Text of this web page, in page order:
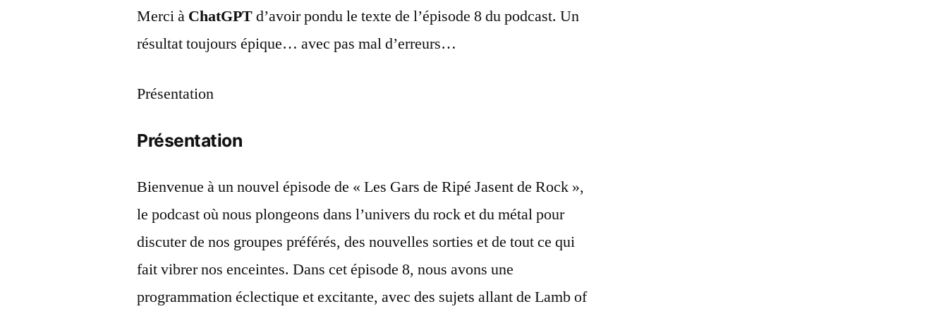
Merci à ChatGPTd’avoir pondu le texte de l’épisode 8 du podcast. Un
résultat toujours épique… avec pas mal d’erreurs…
Présentation
Présentation
Bienvenue à un nouvel épisode de « Les Gars de Ripé Jasent de Rock »,
le podcast où nous plongeons dans l’univers du rock et du métal pour
discuter de nos groupes préférés, des nouvelles sorties et de tout ce qui
fait vibrer nos enceintes. Dans cet épisode 8, nous avons une
programmation éclectique et excitante, avec des sujets allant de Lamb of